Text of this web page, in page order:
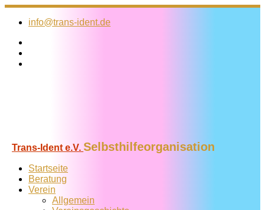
Zum
Inhalt
info@trans-ident.de
Trans-Ident e.V. Selbsthilfeorganisation
Startseite
Beratung
Verein
Allgemein